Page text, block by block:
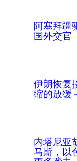
阿塞拜疆
国外交官
伊朗恢复
缩的放缓
内塔尼亚
马斯，以